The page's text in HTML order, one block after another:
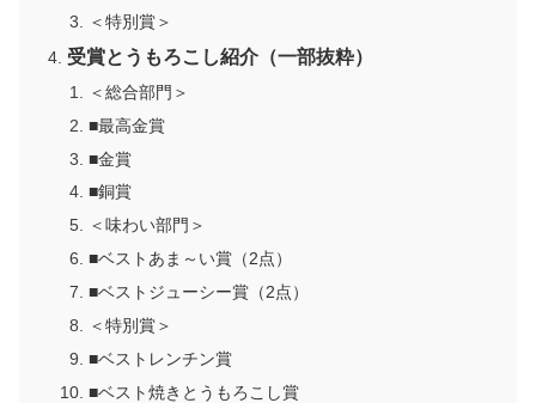
＜特別賞＞
受賞とうもろこし紹介（一部抜粋）
＜総合部門＞
■最高金賞
■金賞
■銅賞
＜味わい部門＞
■ベストあま～い賞（2点）
■ベストジューシー賞（2点）
＜特別賞＞
■ベストレンチン賞
■ベスト焼きとうもろこし賞